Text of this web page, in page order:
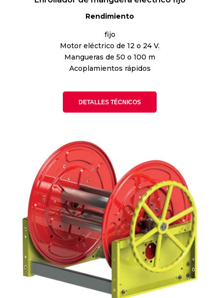
Rendimiento
fijo
Motor eléctrico de 12 o 24 V.
Mangueras de 50 o 100 m
Acoplamientos rápidos
DETALLES TÉCNICOS